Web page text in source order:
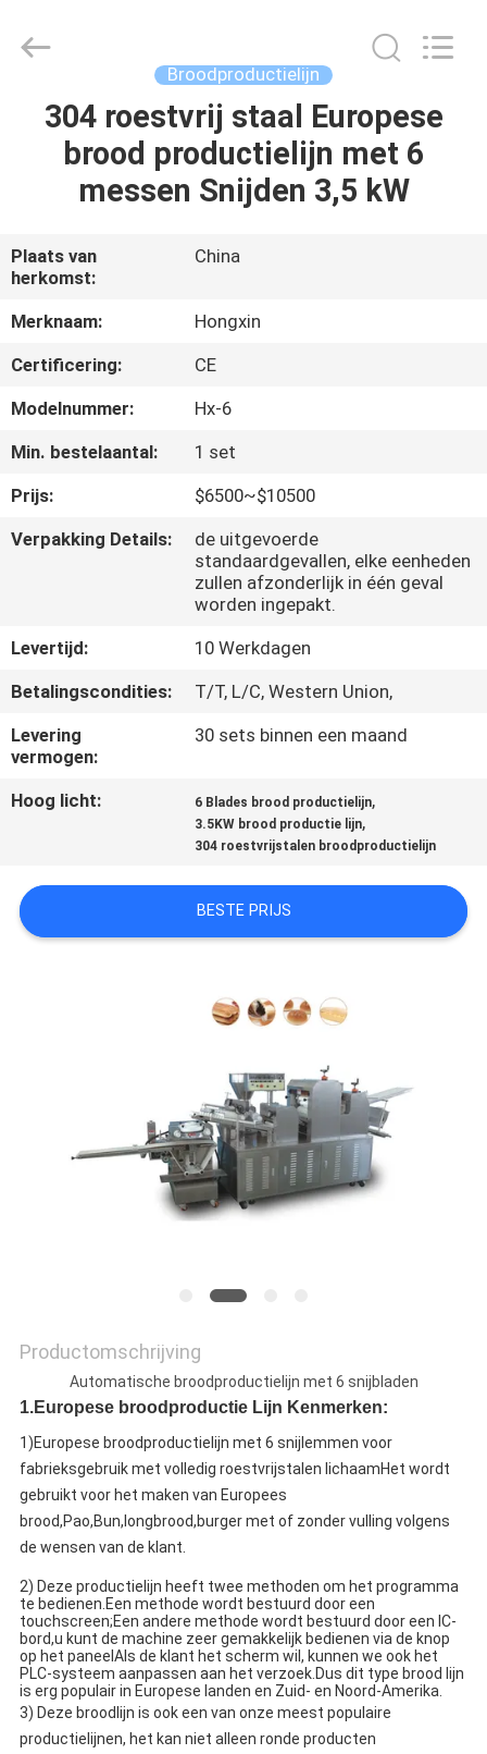
HUIS
PRODUCTEN
VR-
SHOW
OVER
ONS
FABRIEKSTOCHT
KWALITEITSCONTROLE
CONTACT
MET
OP
VRAAG
EEN
POLICY
Reserved.
Broodproductielijn
304 roestvrij staal Europese
brood productielijn met 6
messen Snijden 3,5 kW
Plaats van
herkomst:
China
Merknaam:
Hongxin
Certificering:
CE
Modelnummer:
Hx-6
Min. bestelaantal:
1 set
Prijs:
$6500~$10500
Verpakking Details:
de uitgevoerde
standaardgevallen, elke eenheden
zullen afzonderlijk in één geval
worden ingepakt.
Levertijd:
10 Werkdagen
Betalingscondities:
T/T, L/C, Western Union,
Levering
vermogen:
30 sets binnen een maand
Hoog licht: 6 Blades brood productielijn,
3.5KW brood productie lijn,
304 roestvrijstalen broodproductielijn
BESTE PRIJS
Productomschrijving
Automatische broodproductielijn met 6 snijbladen
1.Europese broodproductie Lijn Kenmerken:
1)Europese broodproductielijn met 6 snijlemmen voor
fabrieksgebruik met volledig roestvrijstalen lichaamHet wordt
gebruikt voor het maken van Europees
brood,Pao,Bun,longbrood,burger met of zonder vulling volgens
de wensen van de klant.
2) Deze productielijn heeft twee methoden om het programma
te bedienen.Een methode wordt bestuurd door een
touchscreen;Een andere methode wordt bestuurd door een IC-
bord,u kunt de machine zeer gemakkelijk bedienen via de knop
op het paneelAls de klant het scherm wil, kunnen we ook het
PLC-systeem aanpassen aan het verzoek.Dus dit type brood lijn
is erg populair in Europese landen en Zuid- en Noord-Amerika.
3) Deze broodlijn is ook een van onze meest populaire
productielijnen, het kan niet alleen ronde producten